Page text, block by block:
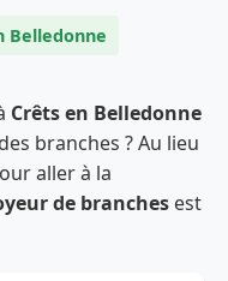
Belledonne
Crêts en Belledonne
branches ? Au lieu
aller à la
de branches est